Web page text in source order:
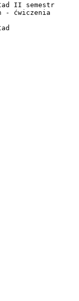
II semestr
- ćwiczenia